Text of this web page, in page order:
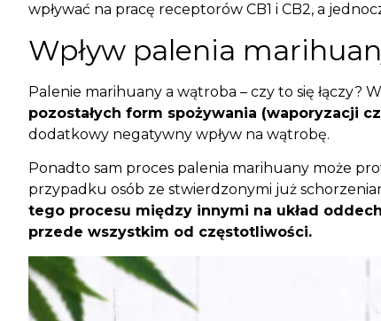
wpływać na pracę receptorów CB1 i CB2, a
Wpływ palenia
Palenie marihuany a wątroba – czy to się łączy?
pozostałych form spożywania (waporyzacji
dodatkowy negatywny wpływ na wątrobę.
Ponadto sam proces palenia marihuany może
przypadku osób ze stwierdzonymi już
tego procesu między innymi na układ
przede wszystkim od częstotliwości.